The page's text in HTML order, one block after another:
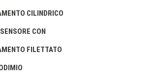
CILINDRICO
CON
FILETTATO